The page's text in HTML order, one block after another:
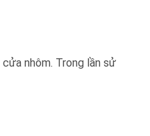
nhôm. Trong lần sử